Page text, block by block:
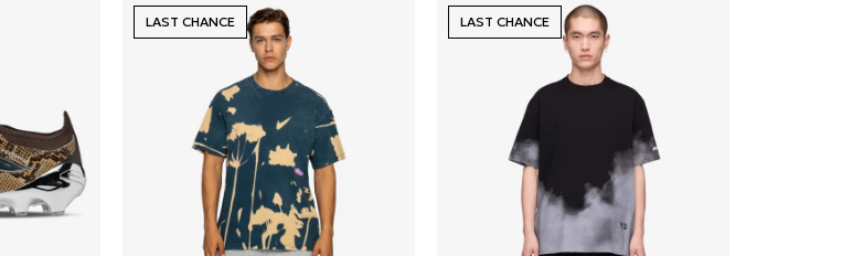
LAST CHANCE LAST CHANCE